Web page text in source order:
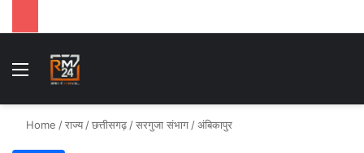
Menu
Home /राज्य /छत्तीसगढ़ /सरगुजा संभाग /अंबिकापुर